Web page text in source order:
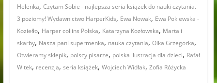
Helenka, Czytam Sobie - najlepsza seria książek do nauki czytania.
3 poziomy! Wydawnictwo HarperKids, Ewa Nowak, Ewa Poklewska -
Koziełło, Harper collins Polska, Katarzyna Kozłowska, Marta i
skarby, Nasza pani supermenka, nauka czytania, Olka Grzegorka,
Otwieramy sklepik, polscy pisarze, polska ilustracja dla dzieci, Rafał
Witek, recenzja, seria książek, Wojciech Widłak, Zofia Różycka